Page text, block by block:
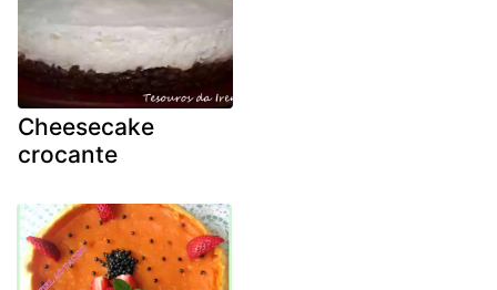
Cheesecake
crocante